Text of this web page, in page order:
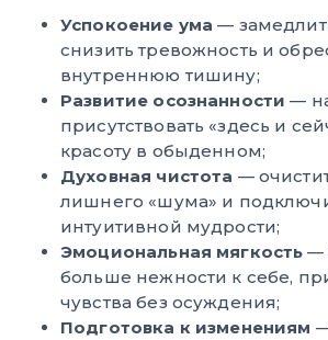
Успокоение ума —
снизить тревожность и
внутреннюю тишину;
Развитие осознанности —
присутствовать «здесь и
красоту в обыденном;
Духовная чистота —
лишнего «шума» и
интуитивной мудрости;
Эмоциональная мягкость —
больше нежности к себе,
чувства без осуждения;
Подготовка к изменениям